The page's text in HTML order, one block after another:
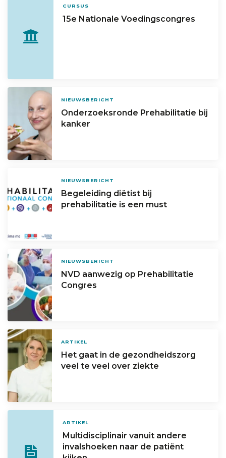
CURSUS
15e Nationale Voedingscongres
NIEUWSBERICHT
Onderzoeksronde Prehabilitatie bij
kanker
NIEUWSBERICHT
Begeleiding diëtist bij
prehabilitatie is een must
NIEUWSBERICHT
NVD aanwezig op Prehabilitatie
Congres
ARTIKEL
Het gaat in de gezondheidszorg
veel te veel over ziekte
ARTIKEL
Multidisciplinair vanuit andere
invalshoeken naar de patiënt